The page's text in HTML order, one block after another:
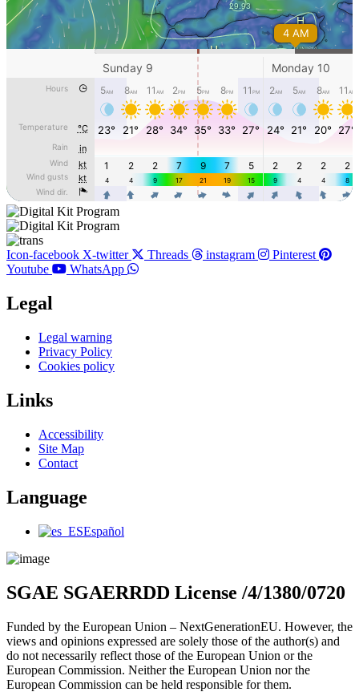
Icon-facebook X-twitter Threads instagram
Pinterest
Youtube
WhatsApp
Legal
Main
Menu
Legal warning
Privacy Policy
Cookies policy
Links
Main
Menu
Accessibility
Site Map
Contact
Language
Main
Español
SGAE SGAERRDD License /4/1380/0720
Funded by the European Union – NextGenerationEU. However, the
views and opinions expressed are solely those of the author(s) and
do not necessarily reflect those of the European Union or the
European Commission. Neither the European Union nor the
European Commission can be held responsible for them.